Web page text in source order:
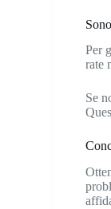
Per
rate
Se